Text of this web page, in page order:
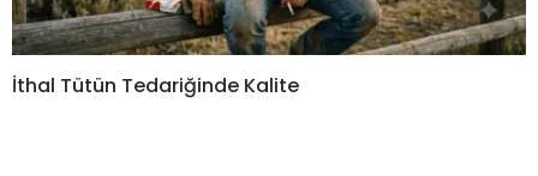
İthal Tütün Tedariğinde Kalite